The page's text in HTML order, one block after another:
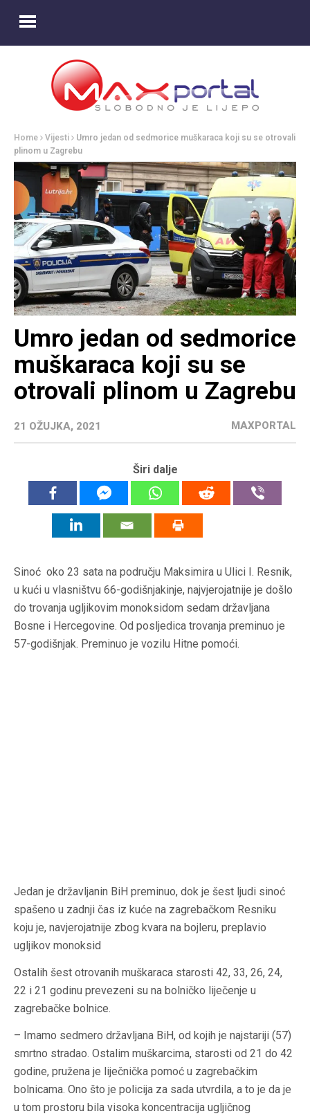
Home Vijesti
Umro jedan od sedmorice muškaraca koji su se otrovali
plinom u Zagrebu
Umro jedan od sedmorice
muškaraca koji su se
otrovali plinom u Zagrebu
21 OŽUJKA, 2021 MAXPORTAL
Širi dalje
Sinoć oko 23 sata na području Maksimira u Ulici I. Resnik,
u kući u vlasništvu 66-godišnjakinje, najvjerojatnije je došlo
do trovanja ugljikovim monoksidom sedam državljana
Bosne i Hercegovine. Od posljedica trovanja preminuo je
57-godišnjak. Preminuo je vozilu Hitne pomoći.
Jedan je državljanin BiH preminuo, dok je šest ljudi sinoć
spašeno u zadnji čas iz kuće na zagrebačkom Resniku
koju je, navjerojatnije zbog kvara na bojleru, preplavio
ugljikov monoksid
Ostalih šest otrovanih muškaraca starosti 42, 33, 26, 24,
22 i 21 godinu prevezeni su na bolničko liječenje u
zagrebačke bolnice.
– Imamo sedmero državljana BiH, od kojih je najstariji (57)
smrtno stradao. Ostalim muškarcima, starosti od 21 do 42
godine, pružena je liječnička pomoć u zagrebačkim
bolnicama. Ono što je policija za sada utvrdila, a to je da je
u tom prostoru bila visoka koncentracija ugljičnog